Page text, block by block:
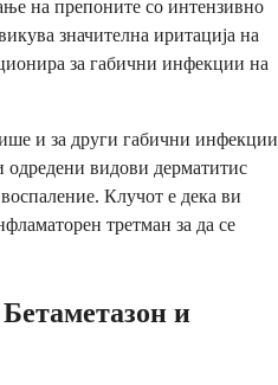
на препоните со интензивно
значителна иритација на
за габични инфекции на
и за други габични инфекции
одредени видови дерматитис
Клучот е дека ви
третман за да се
и